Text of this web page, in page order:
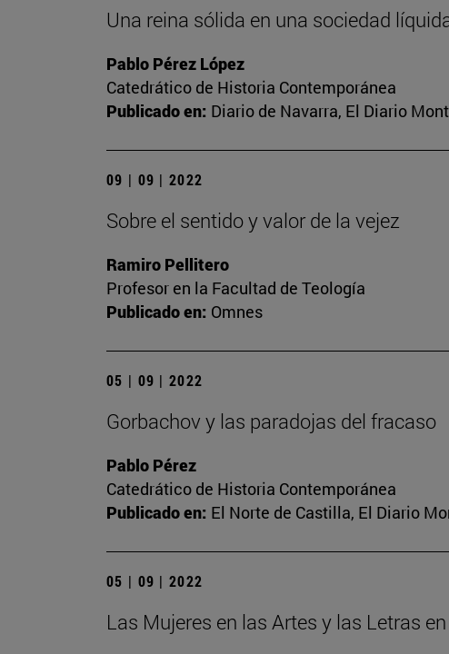
Una reina sólida en una sociedad
Pablo Pérez López
Catedrático de Historia Contemporánea
Publicado en: Diario de Navarra, El Diario
09 | 09 | 2022
Sobre el sentido y valor de la vejez
Ramiro Pellitero
Profesor en la Facultad de Teología
Publicado en: Omnes
05 | 09 | 2022
Gorbachov y las paradojas del fracaso
Pablo Pérez
Catedrático de Historia Contemporánea
Publicado en: El Norte de Castilla, El Diario
05 | 09 | 2022
Las Mujeres en las Artes y las Letras